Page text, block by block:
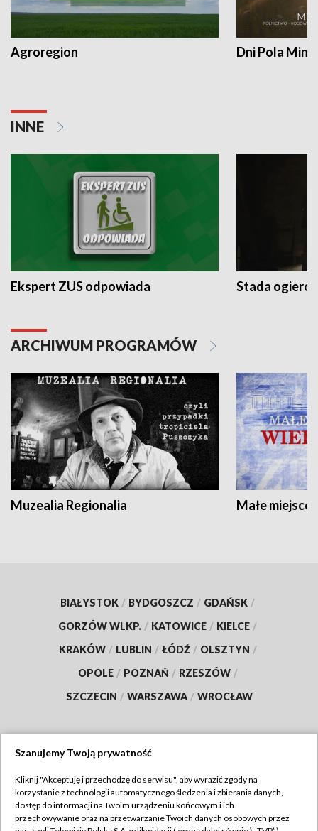
Agroregion Dni Pola
INNE
Ekspert ZUS odpowiada Stada
ARCHIWUM PROGRAMÓW
Muzealia Regionalia Małe
BIAŁYSTOK / BYDGOSZCZ / GDAŃSK /
GORZÓW WLKP. / KATOWICE / KIELCE /
KRAKÓW / LUBLIN / ŁÓDŹ / OLSZTYN /
OPOLE / POZNAŃ / RZESZÓW /
SZCZECIN / WARSZAWA / WROCŁAW
TVP
Abonament TVP
Regulamin TVP
Szanujemy Twoją prywatność
Kliknij "Akceptuję i przechodzę do serwisu", aby wyrazić zgody na
korzystanie z technologii automatycznego śledzenia i zbierania danych,
dostęp do informacji na Twoim urządzeniu końcowym i ich
przechowywanie oraz na przetwarzanie Twoich danych osobowych przez